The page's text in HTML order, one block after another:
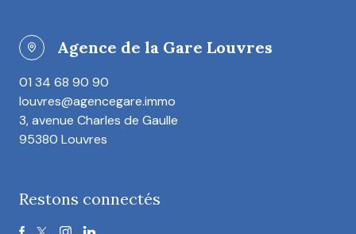
Agence de la Gare Louvres
01 34 68 90 90
louvres@agencegare.immo
3, avenue Charles de Gaulle
95380 Louvres
Restons connectés